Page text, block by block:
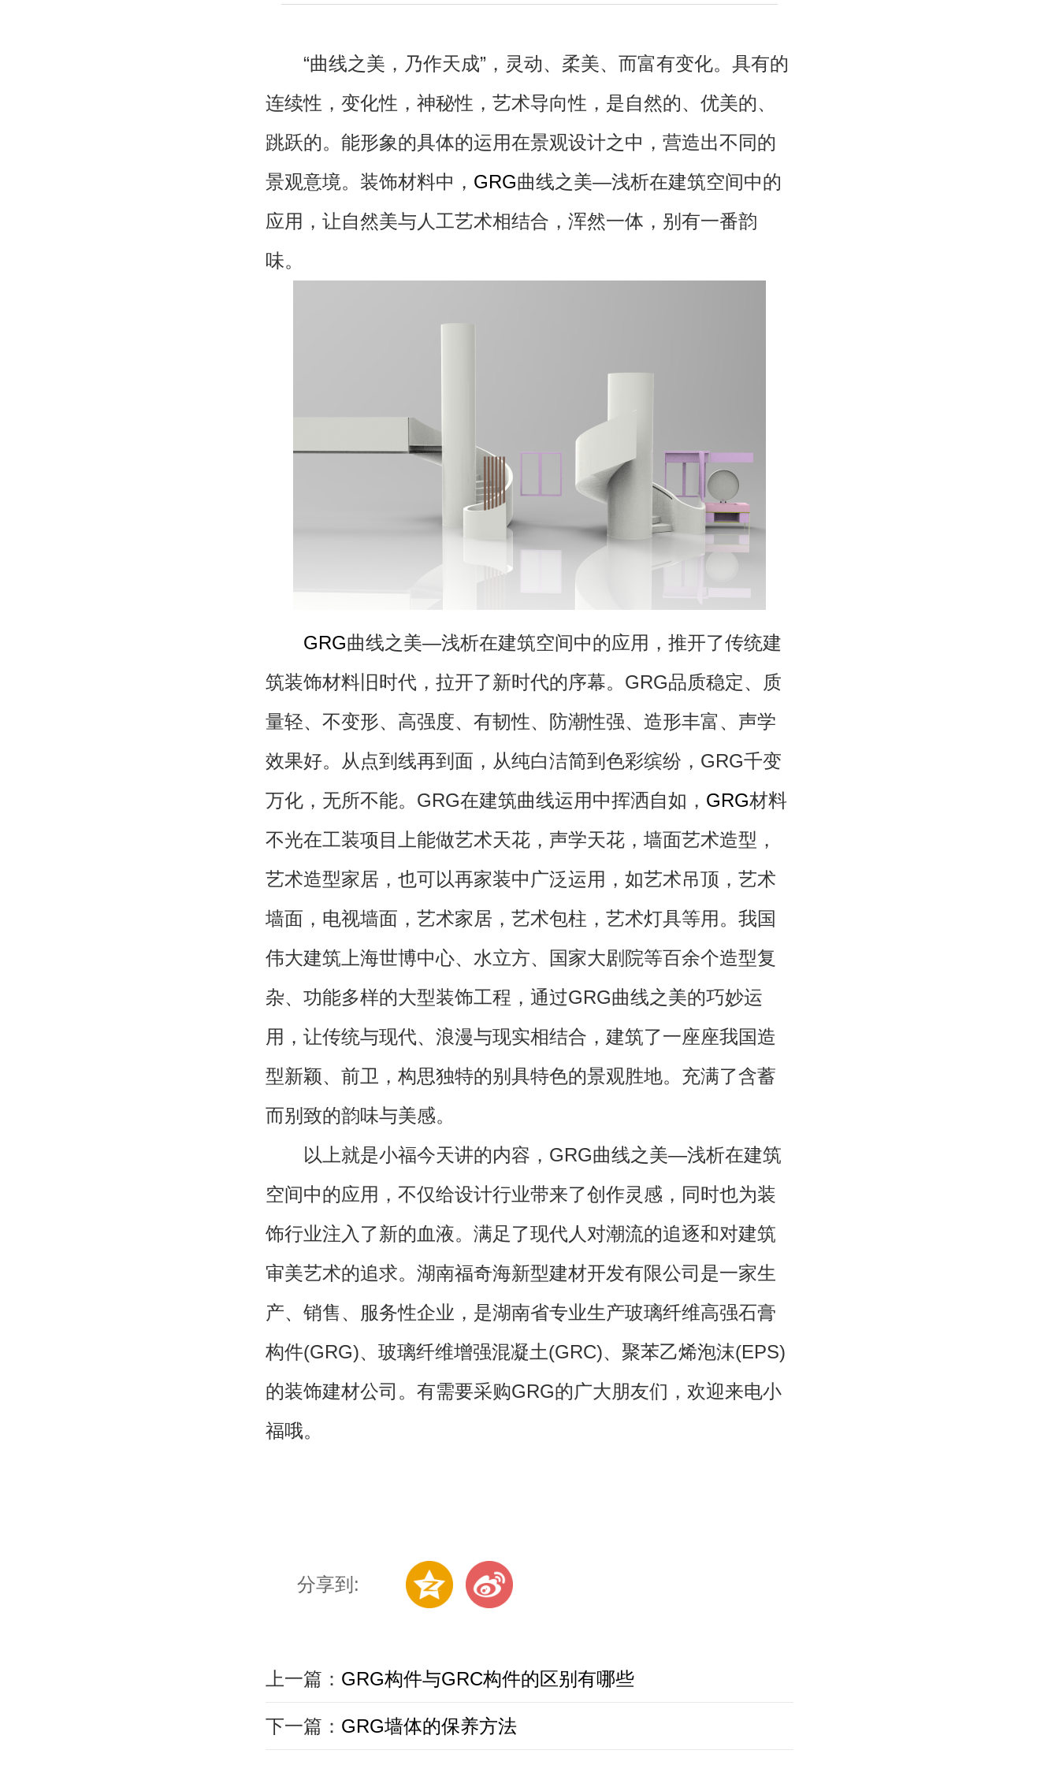
“曲线之美，乃作天成”，灵动、柔美、而富有变化。具有的
连续性，变化性，神秘性，艺术导向性，是自然的、优美的、
跳跃的。能形象的具体的运用在景观设计之中，营造出不同的
景观意境。装饰材料中， GRG曲线之美—浅析在建筑空间中的
应用，让自然美与人工艺术相结合，浑然一体，别有一番韵
味。
GRG曲线之美—浅析在建筑空间中的应用，推开了传统建
筑装饰材料旧时代，拉开了新时代的序幕。GRG品质稳定、质
量轻、不变形、高强度、有韧性、防潮性强、造形丰富、声学
效果好。从点到线再到面，从纯白洁简到色彩缤纷，GRG千变
万化，无所不能。GRG在建筑曲线运用中挥洒自如， GRG材料
不光在工装项目上能做艺术天花，声学天花，墙面艺术造型，
艺术造型家居，也可以再家装中广泛运用，如艺术吊顶，艺术
墙面，电视墙面，艺术家居，艺术包柱，艺术灯具等用。我国
伟大建筑上海世博中心、水立方、国家大剧院等百余个造型复
杂、功能多样的大型装饰工程，通过GRG曲线之美的巧妙运
用，让传统与现代、浪漫与现实相结合，建筑了一座座我国造
型新颖、前卫，构思独特的别具特色的景观胜地。充满了含蓄
而别致的韵味与美感。
以上就是小福今天讲的内容，GRG曲线之美—浅析在建筑
空间中的应用，不仅给设计行业带来了创作灵感，同时也为装
饰行业注入了新的血液。满足了现代人对潮流的追逐和对建筑
审美艺术的追求。湖南福奇海新型建材开发有限公司是一家生
产、销售、服务性企业，是湖南省专业生产玻璃纤维高强石膏
构件(GRG)、玻璃纤维增强混凝土(GRC)、聚苯乙烯泡沫(EPS)
的装饰建材公司。有需要采购GRG的广大朋友们，欢迎来电小
福哦。
分享到:
上一篇： GRG构件与GRC构件的区别有哪些
下一篇： GRG墙体的保养方法